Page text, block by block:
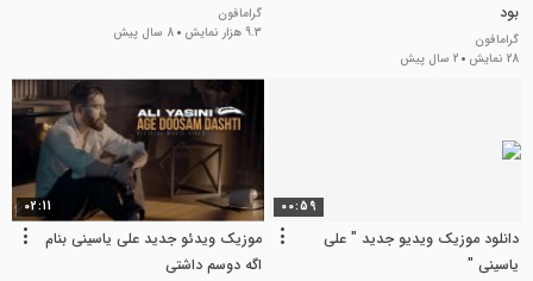
بود
گرامافون
28 نمایش
2 سال پیش
گرامافون
9.3 هزار نمایش
8 سال پیش
00:59
دانلود موزیک ویدیو جدید " علی
یاسینی "
02:11
موزیک ویدئو جدید علی یاسینی بنام
اگه دوسم داشتی